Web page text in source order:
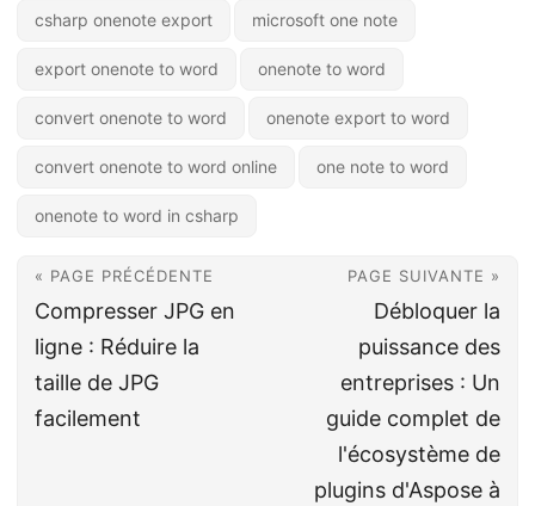
csharp onenote export microsoft one note
export onenote to word onenote to word
convert onenote to word onenote export to word
convert onenote to word online one note to word
onenote to word in csharp
« PAGE PRÉCÉDENTE
Compresser JPG en
ligne : Réduire la
taille de JPG
facilement
PAGE SUIVANTE »
Débloquer la
puissance des
entreprises : Un
guide complet de
l'écosystème de
plugins d'Aspose à